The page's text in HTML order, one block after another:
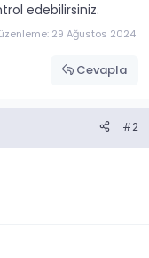
edebilirsiniz.
29 Ağustos 2024
Cevapla
#2